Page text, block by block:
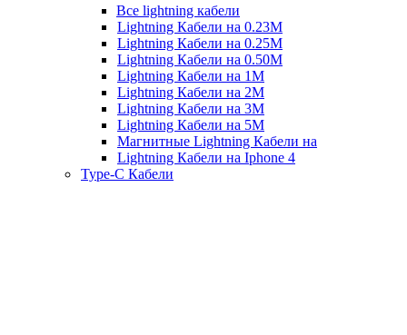
Все lightning кабели
Lightning Кабели на 0.23М
Lightning Кабели на 0.25М
Lightning Кабели на 0.50М
Lightning Кабели на 1М
Lightning Кабели на 2М
Lightning Кабели на 3М
Lightning Кабели на 5М
Магнитные Lightning Кабели на
Lightning Кабели на Iphone 4
Type-C Кабели